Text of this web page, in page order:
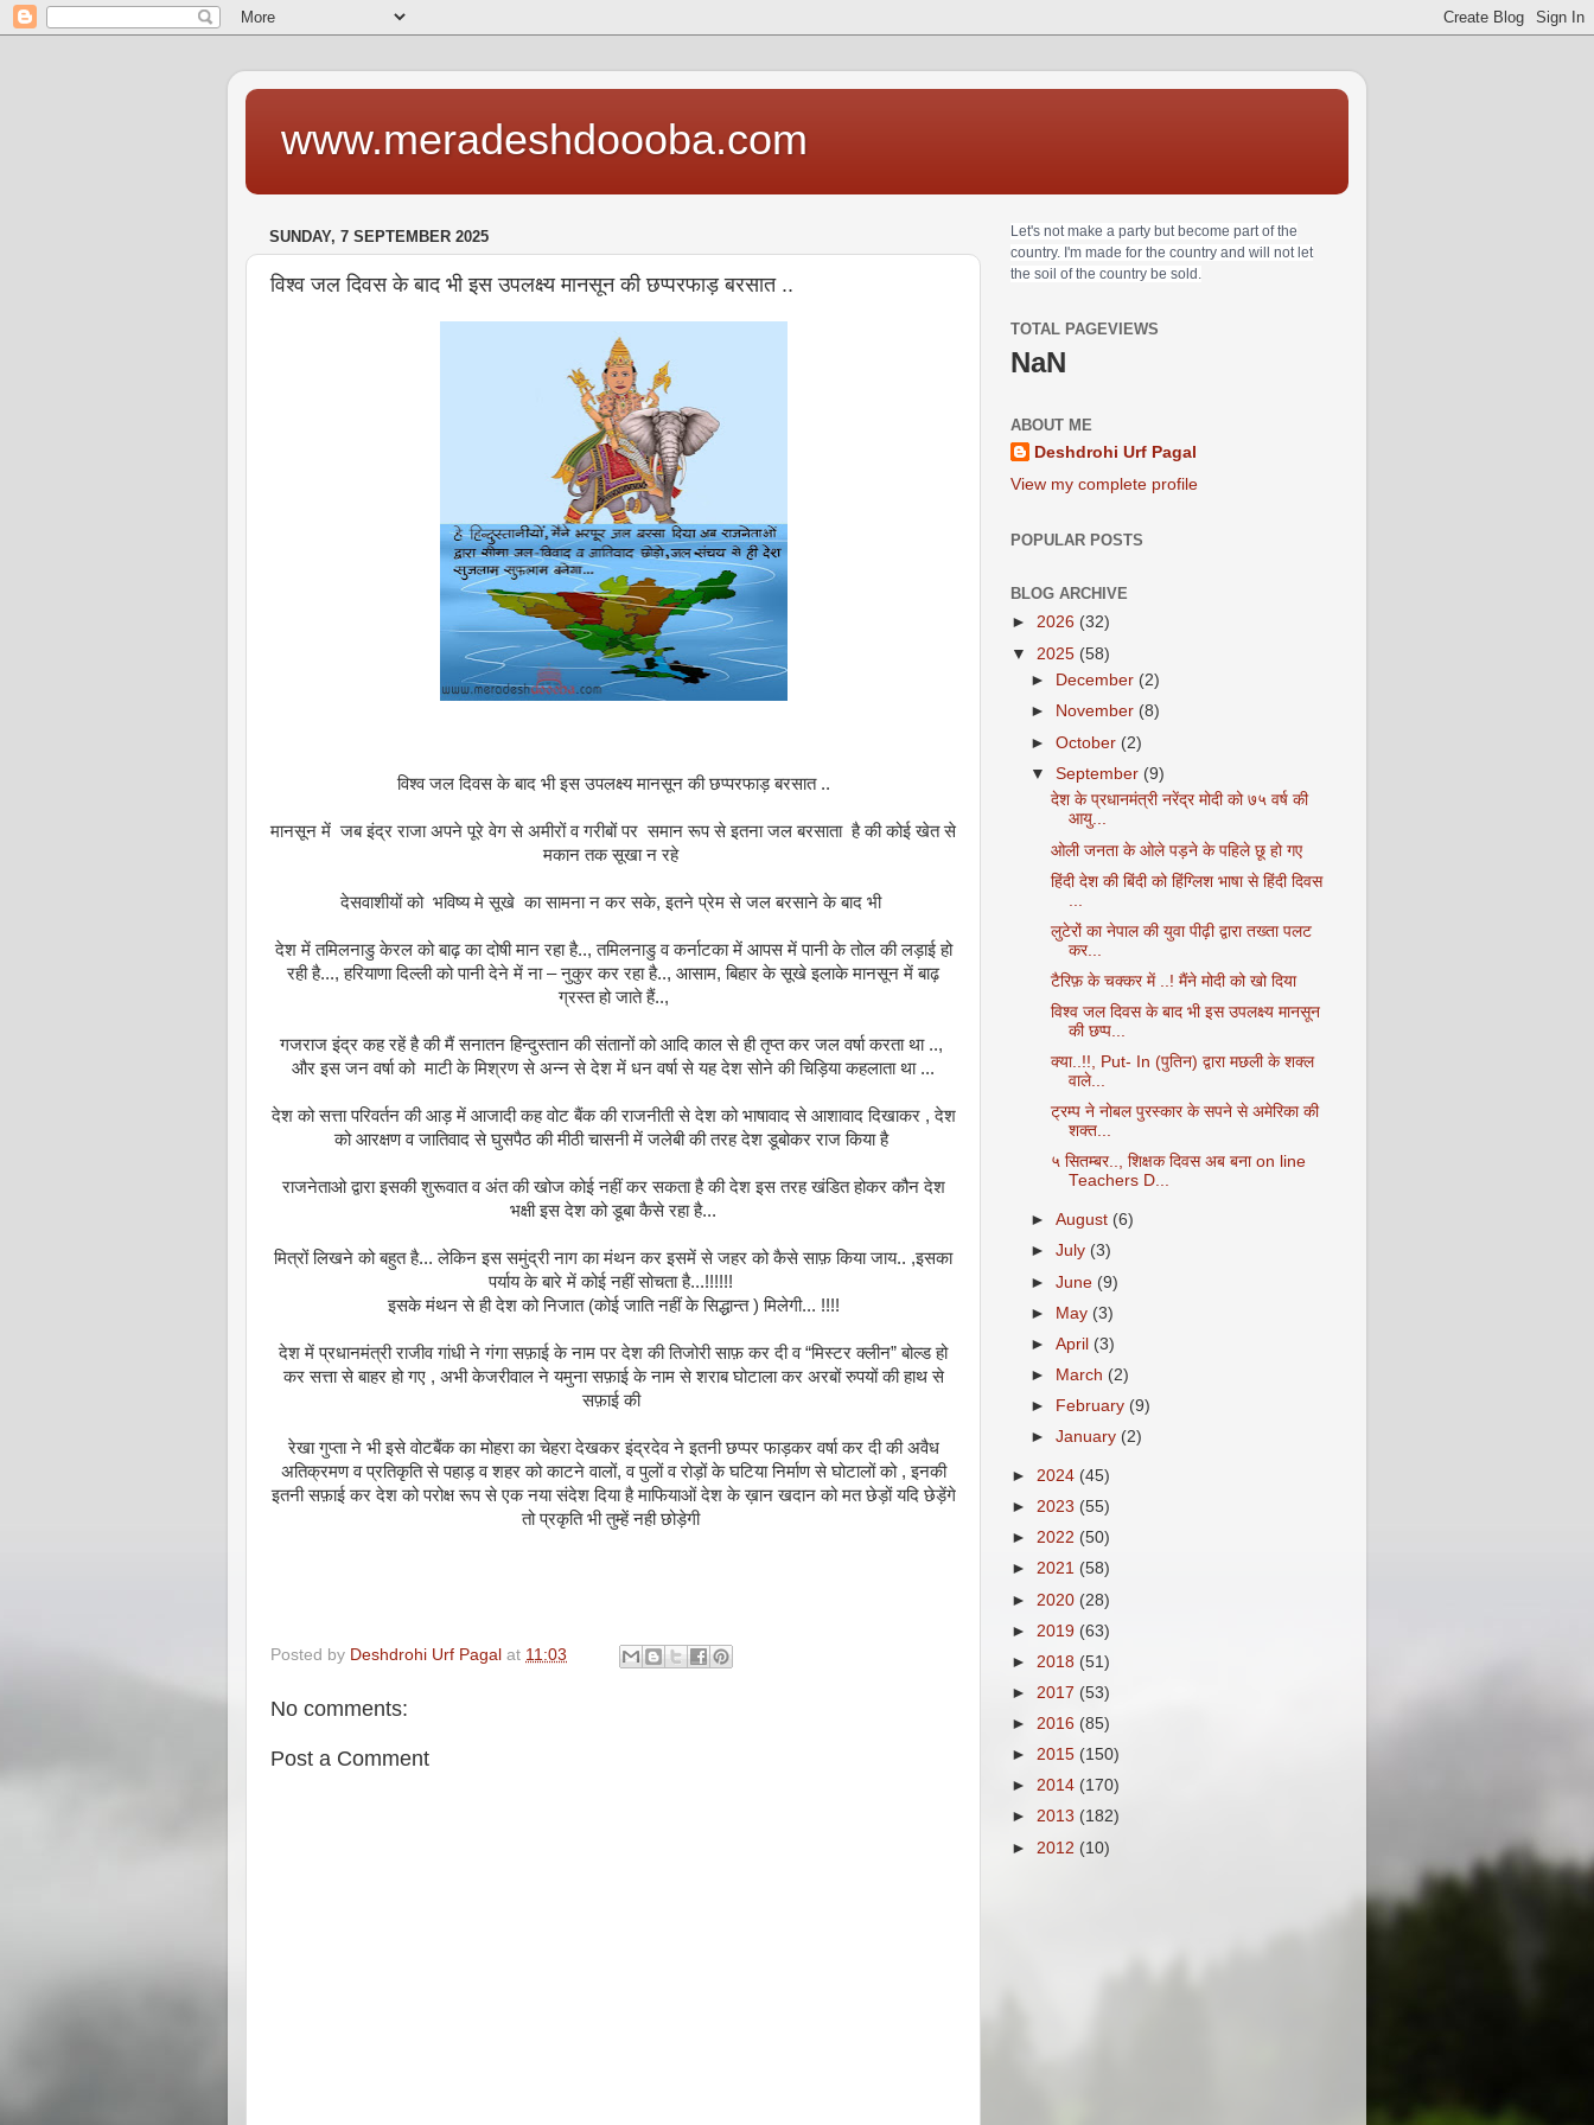
www.meradeshdoooba.com
SUNDAY, 7 SEPTEMBER 2025
विश्व जल दिवस के बाद भी इस उपलक्ष्य मानसून की छप्परफाड़ बरसात ..
विश्व जल दिवस के बाद भी इस उपलक्ष्य मानसून की छप्परफाड़ बरसात ..
मानसून में जब इंद्र राजा अपने पूरे वेग से अमीरों व गरीबों पर समान रूप से इतना जल बरसाता है की कोई खेत से
मकान तक सूखा न रहे
देसवाशीयों को भविष्य मे सूखे का सामना न कर सके, इतने प्रेम से जल बरसाने के बाद भी
देश में तमिलनाडु केरल को बाढ़ का दोषी मान रहा है.., तमिलनाडु व कर्नाटका में आपस में पानी के तोल की लड़ाई हो
रही है..., हरियाणा दिल्ली को पानी देने में ना – नुकुर कर रहा है.., आसाम, बिहार के सूखे इलाके मानसून में बाढ़
ग्रस्त हो जाते हैं..,
गजराज इंद्र कह रहें है की मैं सनातन हिन्दुस्तान की संतानों को आदि काल से ही तृप्त कर जल वर्षा करता था ..,
और इस जन वर्षा को माटी के मिश्रण से अन्न से देश में धन वर्षा से यह देश सोने की चिड़िया कहलाता था ...
देश को सत्ता परिवर्तन की आड़ में आजादी कह वोट बैंक की राजनीती से देश को भाषावाद से आशावाद दिखाकर , देश
को आरक्षण व जातिवाद से घुसपैठ की मीठी चासनी में जलेबी की तरह देश डूबोकर राज किया है
राजनेताओ द्वारा इसकी शुरूवात व अंत की खोज कोई नहीं कर सकता है की देश इस तरह खंडित होकर कौन देश
भक्षी इस देश को डूबा कैसे रहा है...
मित्रों लिखने को बहुत है... लेकिन इस समुंद्री नाग का मंथन कर इसमें से जहर को कैसे साफ़ किया जाय.. ,इसका
पर्याय के बारे में कोई नहीं सोचता है...!!!!!!
इसके मंथन से ही देश को निजात (कोई जाति नहीं के सिद्धान्त ) मिलेगी... !!!!
देश में प्रधानमंत्री राजीव गांधी ने गंगा सफ़ाई के नाम पर देश की तिजोरी साफ़ कर दी व “मिस्टर क्लीन” बोल्ड हो
कर सत्ता से बाहर हो गए , अभी केजरीवाल ने यमुना सफ़ाई के नाम से शराब घोटाला कर अरबों रुपयों की हाथ से
सफ़ाई की
रेखा गुप्ता ने भी इसे वोटबैंक का मोहरा का चेहरा देखकर इंद्रदेव ने इतनी छप्पर फाड़कर वर्षा कर दी की अवैध
अतिक्रमण व प्रतिकृति से पहाड़ व शहर को काटने वालों, व पुलों व रोड़ों के घटिया निर्माण से घोटालों को , इनकी
इतनी सफ़ाई कर देश को परोक्ष रूप से एक नया संदेश दिया है माफियाओं देश के ख़ान खदान को मत छेड़ों यदि छेड़ेंगे
तो प्रकृति भी तुम्हें नही छोड़ेगी
Posted by Deshdrohi Urf Pagal at 11:03
No comments:
Post a Comment
Let's not make a party but become part of the
country. I'm made for the country and will not let
the soil of the country be sold.
TOTAL PAGEVIEWS
NaN
ABOUT ME
Deshdrohi Urf Pagal
View my complete profile
POPULAR POSTS
BLOG ARCHIVE
► 2026 (32)
▼ 2025 (58)
►
December (2)
►
November (8)
►October (2)
▼September (9)
देश के प्रधानमंत्री नरेंद्र मोदी को ७५ वर्ष की
आयु...
ओली जनता के ओले पड़ने के पहिले छू हो गए
हिंदी देश की बिंदी को हिंग्लिश भाषा से हिंदी दिवस
लुटेरों का नेपाल की युवा पीढ़ी द्वारा तख्ता पलट
कर...
टैरिफ़ के चक्कर में ..! मैंने मोदी को खो दिया
विश्व जल दिवस के बाद भी इस उपलक्ष्य मानसून
की छप्प...
क्या..!!, Put- In (पुतिन) द्वारा मछली के शक्ल
वाले...
ट्रम्प ने नोबल पुरस्कार के सपने से अमेरिका की
शक्त...
५ सितम्बर.., शिक्षक दिवस अब बना on line
Teachers D...
►August (6)
►July (3)
►June (9)
► May (3)
►April (3)
►
March (2)
►
February (9)
►January (2)
► 2024 (45)
► 2023 (55)
► 2022 (50)
► 2021 (58)
► 2020 (28)
► 2019 (63)
► 2018 (51)
► 2017 (53)
► 2016 (85)
► 2015 (150)
► 2014 (170)
► 2013 (182)
► 2012 (10)